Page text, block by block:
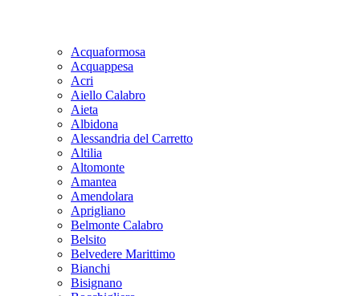
Acquaformosa
Acquappesa
Acri
Aiello Calabro
Aieta
Albidona
Alessandria del Carretto
Altilia
Altomonte
Amantea
Amendolara
Aprigliano
Belmonte Calabro
Belsito
Belvedere Marittimo
Bianchi
Bisignano